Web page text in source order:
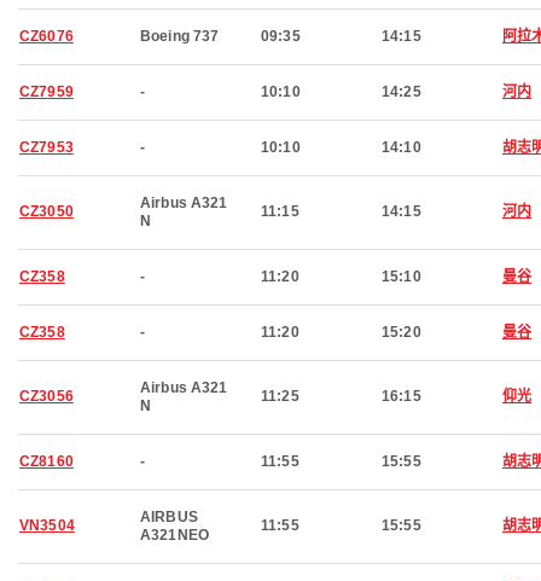
CZ6076 Boeing 737 09:35 14:15 阿拉
CZ7959 - 10:10 14:25 河内
CZ7953 - 10:10 14:10 胡志
CZ3050
Airbus A321
N
11:15 14:15 河内
CZ358 - 11:20 15:10 曼谷
CZ358 - 11:20 15:20 曼谷
CZ3056
Airbus A321
N
11:25 16:15 仰光
CZ8160 - 11:55 15:55 胡志
VN3504
AIRBUS
A321NEO
11:55 15:55 胡志